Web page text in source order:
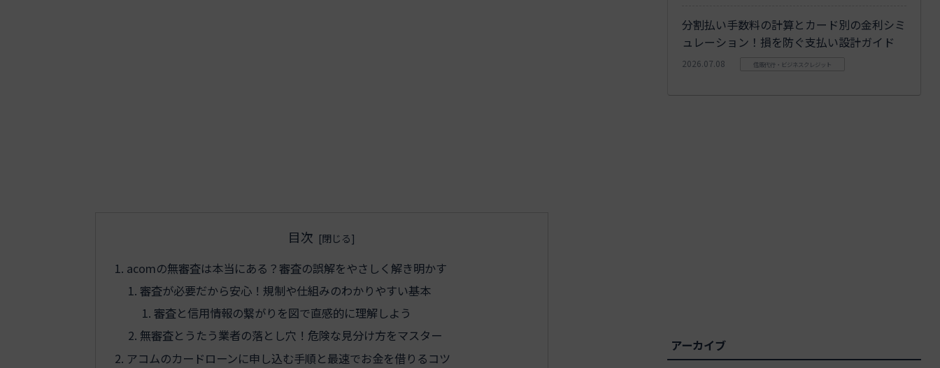
目次
acomの無審査は本当にある？審査の誤解をやさしく解き明かす
審査が必要だから安心！規制や仕組みのわかりやすい基本
審査と信用情報の繋がりを図で直感的に理解しよう
無審査とうたう業者の落とし穴！危険な見分け方をマスター
アコムのカードローンに申し込む手順と最速でお金を借りるコツ
分割払い手数料の計算とカード別の金利シミ
ュレーション！損を防ぐ支払い設計ガイド
2026.07.08 信販代行・ビジネスクレジット
アーカイブ